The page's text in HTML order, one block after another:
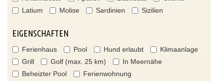
Latium
Molise Sardinien Sizilien
EIGENSCHAFTEN
Ferienhaus Pool Hund erlaubt
Klimaanlage
Grill
Golf (max. 25 km)
In Meernähe
Beheizter Pool
Ferienwohnung